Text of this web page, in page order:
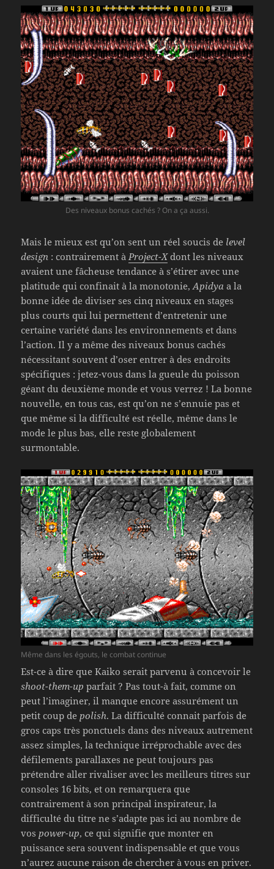
Des niveaux bonus cachés ? On a ça aussi.
Mais le mieux est qu’on sent un réel soucis de level
design : contrairement àProject-Xdont les niveaux
avaient une fâcheuse tendance à s’étirer avec une
platitude qui confinait à la monotonie,Apidya a la
bonne idée de diviser ses cinq niveaux en stages
plus courts qui lui permettent d’entretenir une
certaine variété dans les environnements et dans
l’action. Il y a même des niveaux bonus cachés
nécessitant souvent d’oser entrer à des endroits
spécifiques : jetez-vous dans la gueule du poisson
géant du deuxième monde et vous verrez ! La bonne
nouvelle, en tous cas, est qu’on ne s’ennuie pas et
que même si la difficulté est réelle, même dans le
mode le plus bas, elle reste globalement
surmontable.
Même dans les égouts, le combat continue
Est-ce à dire que Kaiko serait parvenu à concevoir le
shoot-them-up parfait ? Pas tout-à fait, comme on
peut l’imaginer, il manque encore assurément un
petit coup de polish. La difficulté connait parfois de
gros caps très ponctuels dans des niveaux autrement
assez simples, la technique irréprochable avec des
défilements parallaxes ne peut toujours pas
prétendre aller rivaliser avec les meilleurs titres sur
consoles 16 bits, et on remarquera que
contrairement à son principal inspirateur, la
difficulté du titre ne s’adapte pas ici au nombre de
vos power-up, ce qui signifie que monter en
puissance sera souvent indispensable et que vous
n’aurez aucune raison de chercher à vous en priver.